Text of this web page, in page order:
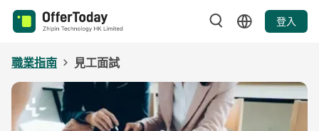
登入
職業指南 見工面試